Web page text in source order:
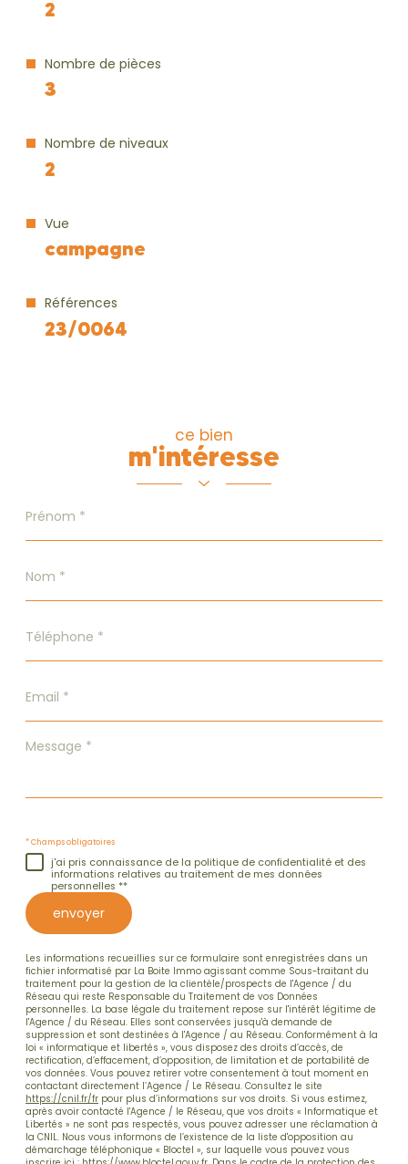
2
Nombre de pièces
3
Nombre de niveaux
2
Vue
campagne
Références
23/0064
ce bien
m'intéresse
*
*
*
*
Message
* Champs obligatoires
j'ai pris connaissance de la politique de confidentialité et des
informations relatives au traitement de mes données
personnelles **
envoyer
Les informations recueillies sur ce formulaire sont enregistrées dans un
fichier informatisé par La Boite Immo agissant comme Sous-traitant du
traitement pour la gestion de la clientèle/prospects de l'Agence / du
Réseau qui reste Responsable du Traitement de vos Données
personnelles. La base légale du traitement repose sur l'intérêt légitime de
l'Agence / du Réseau. Elles sont conservées jusqu'à demande de
suppression et sont destinées à l'Agence / au Réseau. Conformément à la
loi « informatique et libertés », vous disposez des droits d’accès, de
rectification, d’effacement, d’opposition, de limitation et de portabilité de
vos données. Vous pouvez retirer votre consentement à tout moment en
contactant directement l’Agence / Le Réseau. Consultez le site
https://cnil.fr/fr pour plus d’informations sur vos droits. Si vous estimez,
après avoir contacté l'Agence / le Réseau, que vos droits « Informatique et
Libertés » ne sont pas respectés, vous pouvez adresser une réclamation à
la CNIL. Nous vous informons de l’existence de la liste d'opposition au
démarchage téléphonique « Bloctel », sur laquelle vous pouvez vous